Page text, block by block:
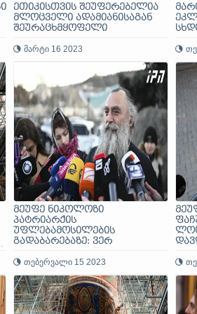
ეთიკისთვის შეუფერებელია
მლოცველი ადამიანისაგან
შეურაცხმყოფელი
უფრო, ქვების სროლა
მარტი 16 2023
მეუფე ნიკოლოზი
პატრიარქის
უფლებამოსილების
გადაბარებაზე: ვერ
თებერვალი 15 2023